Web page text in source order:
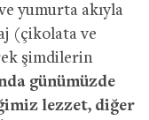
yumurta akıyla
(çikolata ve
şimdilerin
günümüzde
lezzet, diğer